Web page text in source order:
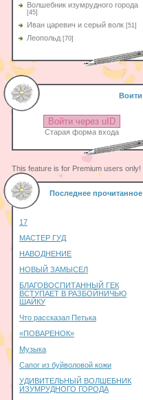
Волшебник изумрудного города
[45]
Иван царевич и серый волк [51]
Леопольд [70]
Воити
Войти через uID
Старая форма входа
This feature is for Premium users only!
Последнее прочитанное
17
МАСТЕР ГУД
НАВОДНЕНИЕ
НОВЫЙ ЗАМЫСЕЛ
БЛАГОВОСПИТАННЫЙ ГЕК
ВСТУПАЕТ В РАЗБОЙНИЧЬЮ
ШАЙКУ
Что рассказал Петька
«ПОВАРЕНОК»
Музыка
Сапог из буйволовой кожи
УДИВИТЕЛЬНЫЙ ВОЛШЕБНИК
ИЗУМРУДНОГО ГОРОДА